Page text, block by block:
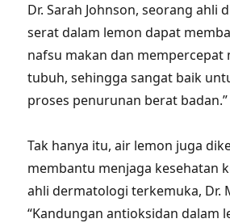
Dr. Sarah Johnson, seorang ahli
serat dalam lemon dapat
nafsu makan dan mempercepat
tubuh, sehingga sangat baik
proses penurunan berat badan.”
Tak hanya itu, air lemon juga
membantu menjaga kesehatan
ahli dermatologi terkemuka, Dr.
“Kandungan antioksidan dalam